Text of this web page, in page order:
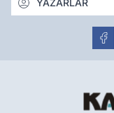
YAZARLAR